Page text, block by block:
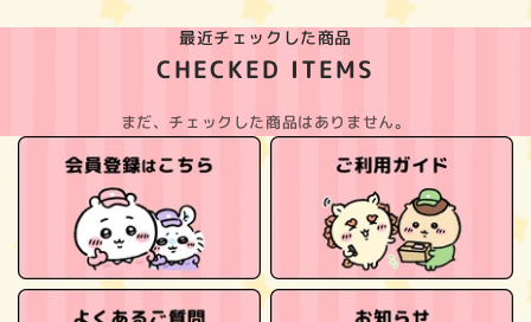
最近チェックした商品
CHECKED ITEMS
まだ、チェックした商品はありません。